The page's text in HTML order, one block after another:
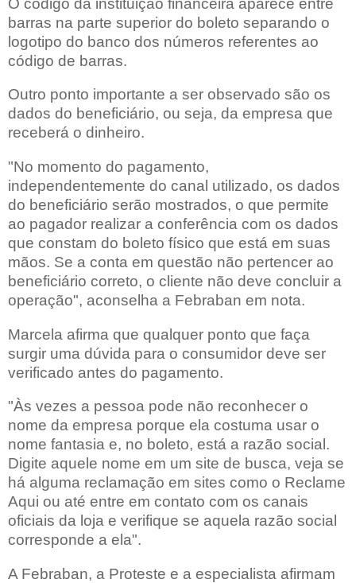
O código da instituição financeira aparece entre
barras na parte superior do boleto separando o
logotipo do banco dos números referentes ao
código de barras.
Outro ponto importante a ser observado são os
dados do beneficiário, ou seja, da empresa que
receberá o dinheiro.
"No momento do pagamento,
independentemente do canal utilizado, os dados
do beneficiário serão mostrados, o que permite
ao pagador realizar a conferência com os dados
que constam do boleto físico que está em suas
mãos. Se a conta em questão não pertencer ao
beneficiário correto, o cliente não deve concluir a
operação", aconselha a Febraban em nota.
Marcela afirma que qualquer ponto que faça
surgir uma dúvida para o consumidor deve ser
verificado antes do pagamento.
"Às vezes a pessoa pode não reconhecer o
nome da empresa porque ela costuma usar o
nome fantasia e, no boleto, está a razão social.
Digite aquele nome em um site de busca, veja se
há alguma reclamação em sites como o Reclame
Aqui ou até entre em contato com os canais
oficiais da loja e verifique se aquela razão social
corresponde a ela".
A Febraban, a Proteste e a especialista afirmam